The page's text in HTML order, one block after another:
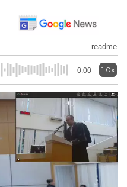
readme
0:00 1.0x